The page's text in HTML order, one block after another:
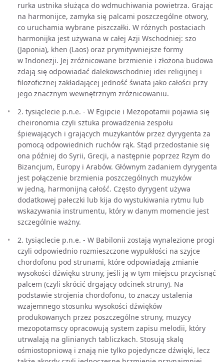
rurka ustnika służąca do wdmuchiwania powietrza. Grając
na harmonijce, zamyka się palcami poszczególne otwory,
co uruchamia wybrane piszczałki. W różnych postaciach
harmonijka jest używana w całej Azji Wschodniej: szo
(Japonia), khen (Laos) oraz prymitywniejsze formy
w Indonezji. Jej zróżnicowane brzmienie i złożona budowa
zdają się odpowiadać dalekowschodniej idei religijnej i
filozoficznej zakładającej jedność świata jako całości przy
jego znacznym wewnętrznym zróżnicowaniu.
2. tysiąclecie p.n.e. - W Egipcie i Mezopotamii pojawia się
cheironomia czyli sztuka prowadzenia zespołu
śpiewających i grających muzykantów przez dyrygenta za
pomocą odpowiednich ruchów rąk. Stąd przedostanie się
ona później do Syrii, Grecji, a następnie poprzez Rzym do
Bizancjum, Europy i Arabów. Głównym zadaniem dyrygenta
jest połączenie brzmienia poszczególnych muzyków
w jedną, harmonijną całość. Często dyrygent używa
dodatkowej pałeczki lub kija do wystukiwania rytmu lub
wskazywania instrumentu, który w danym momencie jest
szczególnie ważny.
2. tysiąclecie p.n.e. - W Babilonii zostają wynalezione progi
czyli odpowiednio rozmieszczone wypukłości na szyjce
chordofonu pod strunami, które odpowiadają zmianie
wysokości dźwięku struny, jeśli ją w tym miejscu przycisnąć
palcem (czyli skrócić drgający odcinek struny). Na
podstawie strojenia chordofonu, to znaczy ustalenia
wzajemnego stosunku wysokości dźwięków
produkowanych przez poszczególne struny, muzycy
mezopotamscy opracowują system zapisu melodii, który
utrwalają na glinianych tabliczkach. Stosują skalę
ośmiostopniową i znają nie tylko pojedyncze dźwięki, lecz